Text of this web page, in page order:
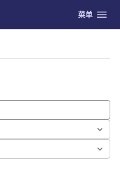
切换导航
菜单